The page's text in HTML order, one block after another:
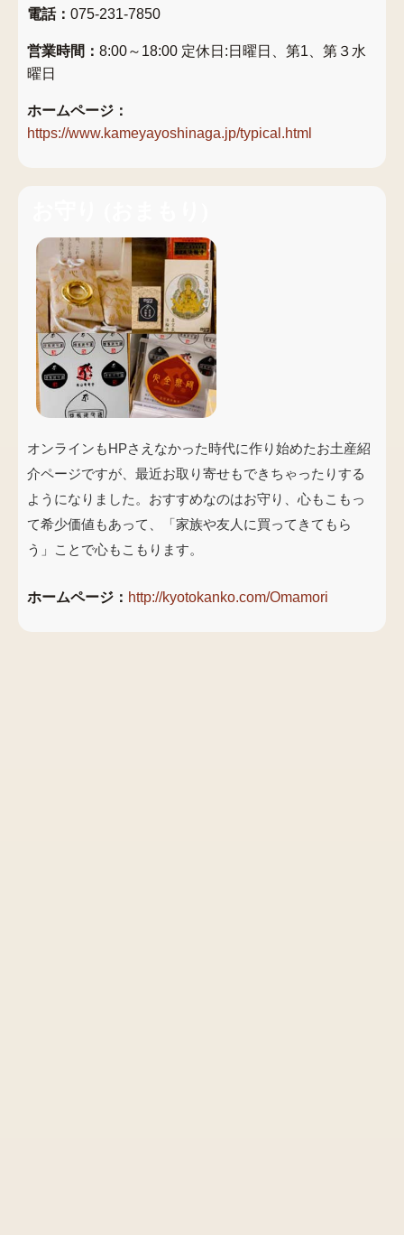
電話： 075-231-7850
営業時間： 8:00～18:00 定休日:日曜日、第1、第３水
曜日
ホームページ：
https://www.kameyayoshinaga.jp/typical.html
オンラインもHPさえなかった時代に作り始めたお土産紹
介ページですが、最近お取り寄せもできちゃったりする
ようになりました。おすすめなのはお守り、心もこもっ
て希少価値もあって、「家族や友人に買ってきてもら
う」ことで心もこもります。
ホームページ： http://kyotokanko.com/Omamori